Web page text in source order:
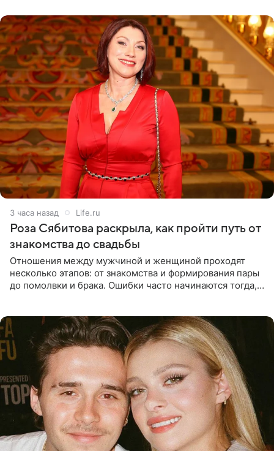
3 часа назад Life.ru
Роза Сябитова раскрыла, как пройти путь от
знакомства до свадьбы
Отношения между мужчиной и женщиной проходят
несколько этапов: от знакомства и формирования пары
до помолвки и брака. Ошибки часто начинаются тогда,